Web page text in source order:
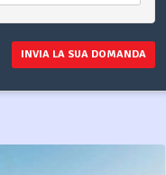
INVIA LA SUA DOMANDA